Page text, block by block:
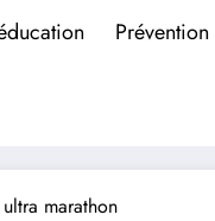
marathon